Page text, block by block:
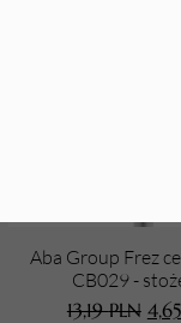
Aba Group Frez
CB029 -
13,19PLN 4,65